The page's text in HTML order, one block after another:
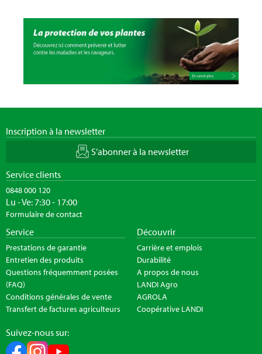
Inscription à la newsletter
S’abonner à la newsletter
Service clients
0848 000 120
Lu - Ve: 7:30 - 17:00
Formulaire de contact
Service
Prestations de garantie
Entretien des produits
Questions fréquemment posées
(FAQ)
Conditions générales de vente
Transfert de factures agriculteurs
Découvrir
Carrière et emplois
Durabilité
A propos de nous
LANDI Agro
AGROLA
Coopérative LANDI
Suivez-nous sur: